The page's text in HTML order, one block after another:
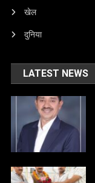
खेल
दुनिया
LATEST NEWS